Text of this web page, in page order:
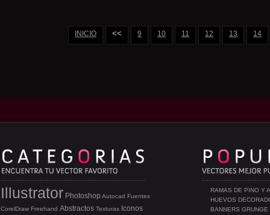
INICIO << 9 10 11 12 13 14
RAMAS DE PINO Y
HUEVOS
BANNERS GRUNGE
Illustrator Photoshop Autocad Fuentes
CorelDraw Freehand Abstractos Texturas Iconos